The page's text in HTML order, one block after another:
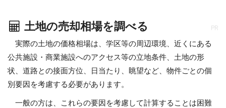
土地の売却相場を調べる PR
実際の土地の価格相場は、学区等の周辺環境、近くにある
公共施設・商業施設へのアクセス等の立地条件、土地の形
状、道路との接面方位、日当たり、眺望など、物件ごとの個
別要因を考慮する必要があります。
一般の方は、これらの要因を考慮して計算することは困難